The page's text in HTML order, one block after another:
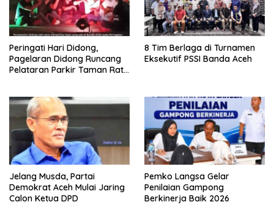
Peringati Hari Didong,
Pagelaran Didong Runcang
Pelataran Parkir Taman Ratu
8 Tim Berlaga di Turnamen
Eksekutif PSSI Banda Aceh
Jelang Musda, Partai
Demokrat Aceh Mulai Jaring
Calon Ketua DPD
Pemko Langsa Gelar
Penilaian Gampong
Berkinerja Baik 2026